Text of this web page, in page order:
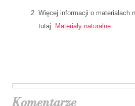
Więcej informacji o materiałach
tutaj: Materiały naturalne
Komentarze